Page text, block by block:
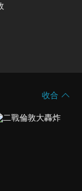
收合